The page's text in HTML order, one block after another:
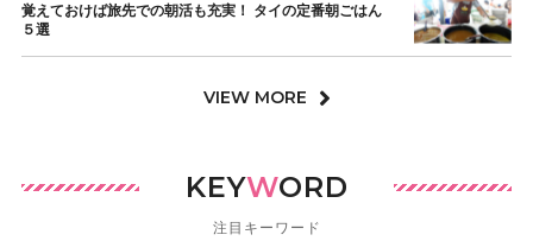
覚えておけば旅先での朝活も充実！ タイの定番朝ごはん
５選
VIEW MORE
KEYWORD
注目キーワード